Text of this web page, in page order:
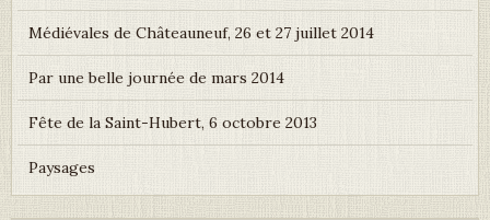
Médiévales de Châteauneuf, 26 et 27 juillet 2014
Par une belle journée de mars 2014
Fête de la Saint-Hubert, 6 octobre 2013
Paysages